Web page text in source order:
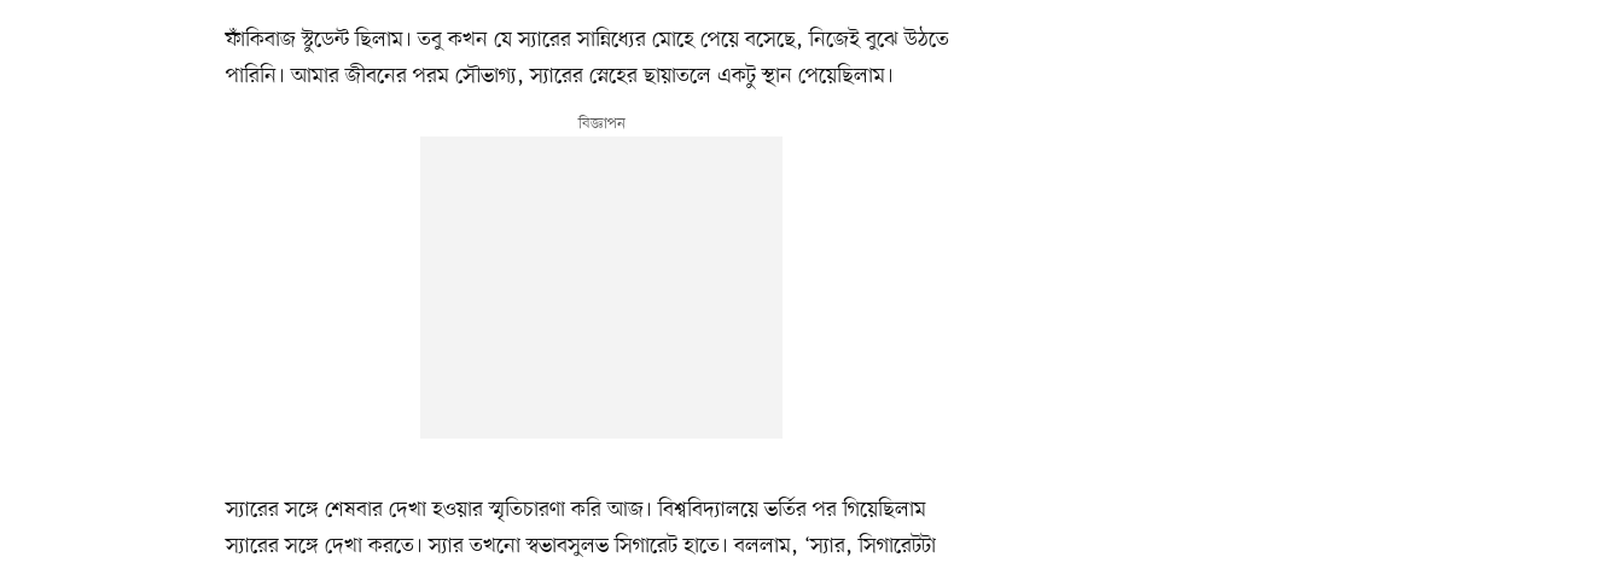
ফাঁকিবাজ স্টুডেন্ট ছিলাম। তবু কখন যে স্যারের সান্নিধ্যের মোহে পেয়ে বসেছে, নিজেই বুঝে উঠতে
পারিনি। আমার জীবনের পরম সৌভাগ্য, স্যারের স্নেহের ছায়াতলে একটু স্থান পেয়েছিলাম।
স্যারের সঙ্গে শেষবার দেখা হওয়ার স্মৃতিচারণা করি আজ। বিশ্ববিদ্যালয়ে ভর্তির পর গিয়েছিলাম
স্যারের সঙ্গে দেখা করতে। স্যার তখনো স্বভাবসুলভ সিগারেট হাতে। বললাম, ‘স্যার, সিগারেটটা